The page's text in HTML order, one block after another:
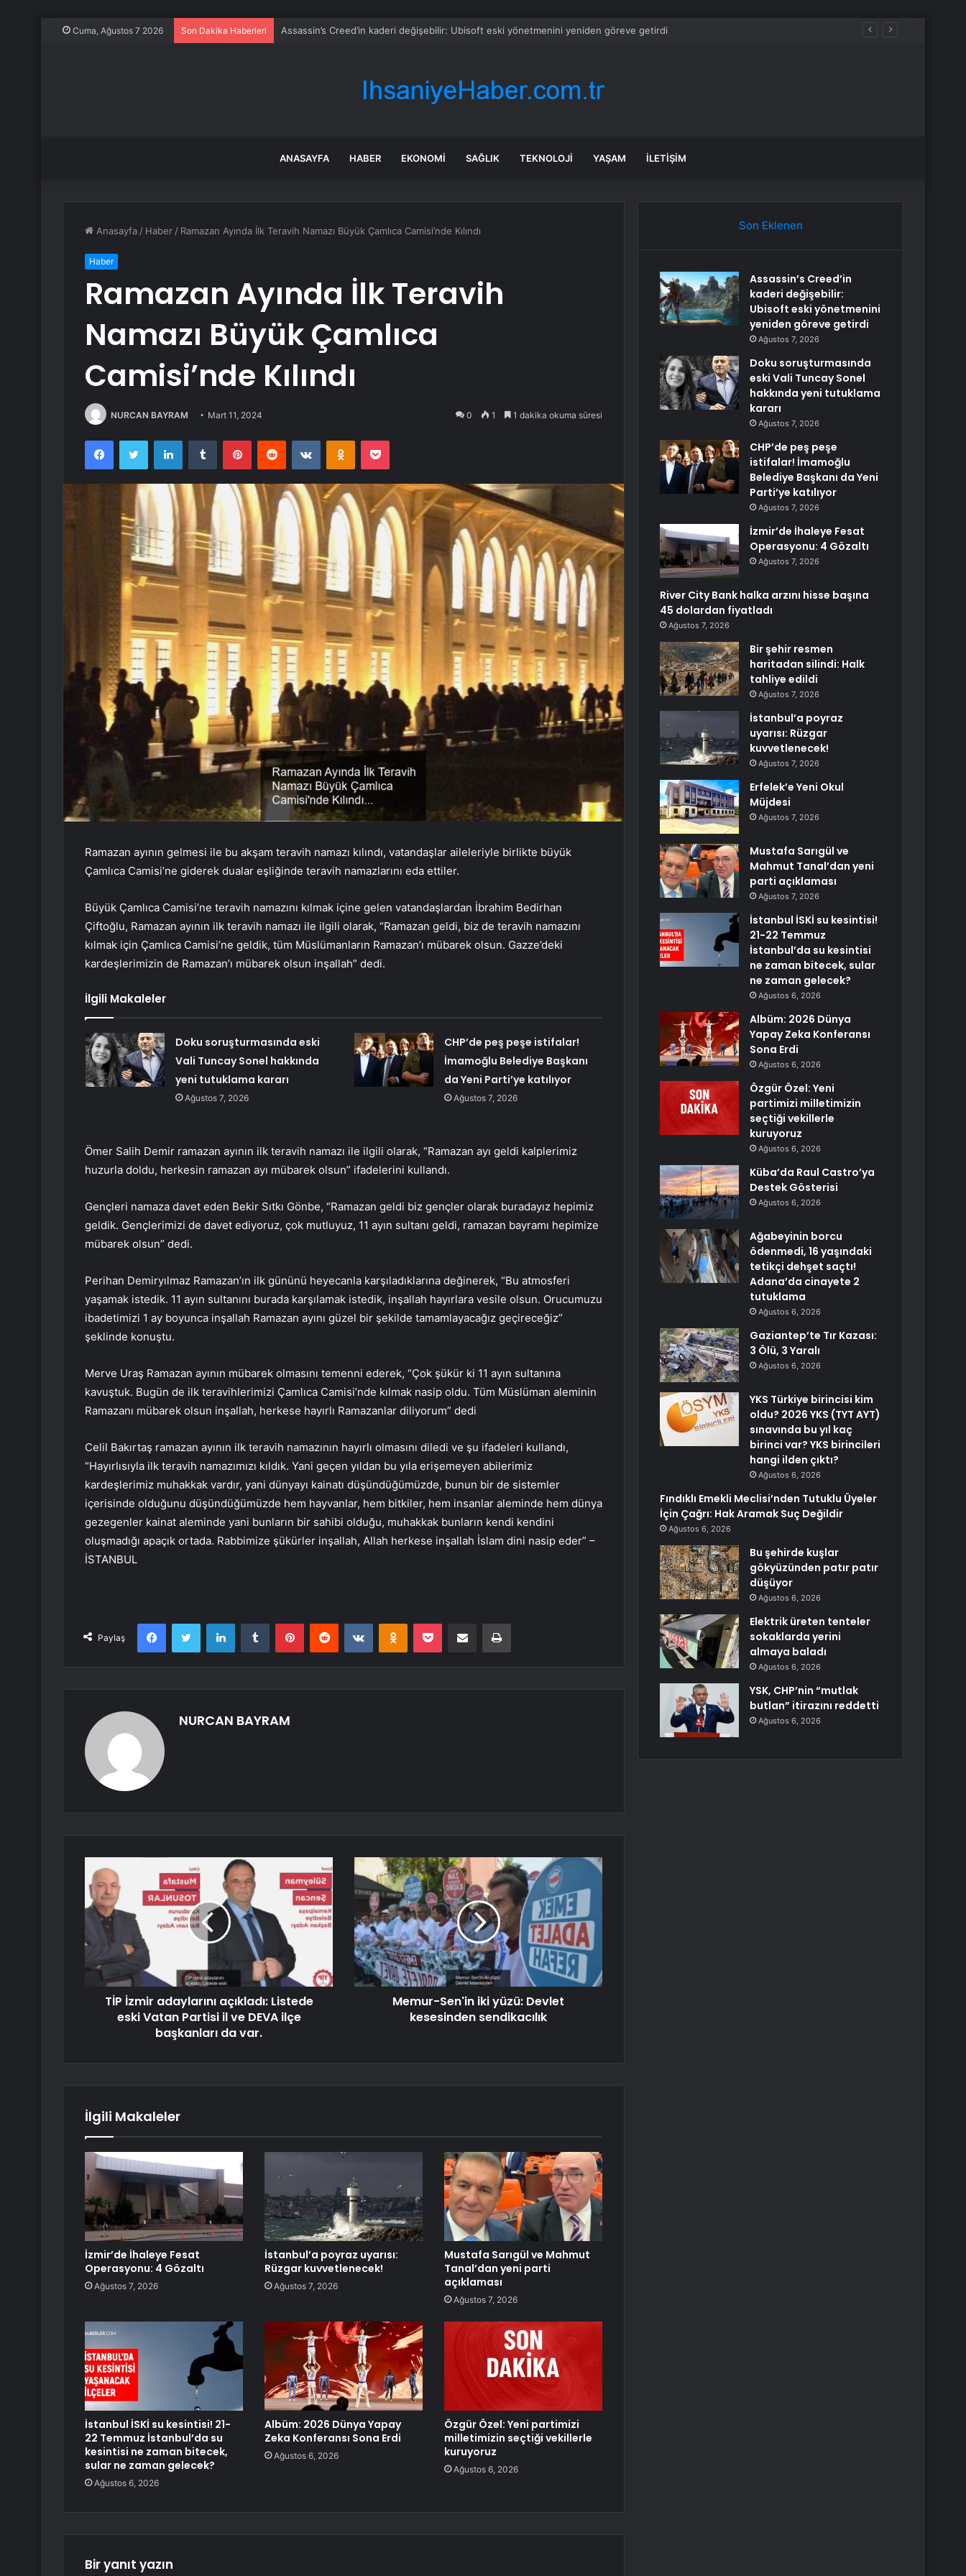
Cuma, Ağustos 7 2026 Son Dakika Haberleri Doku soruşturmasında eski Vali Tuncay Sonel hakkında yeni tutuklama kararı
ANASAYFA HABER EKONOMI SAĞLIK TEKNOLOJI YAŞAM İLETIŞIM
Anasayfa / Haber / Ramazan Ayında İlk Teravih Namazı Büyük Çamlıca Camisi’nde Kılındı
Haber
Ramazan Ayında İlk Teravih
Namazı Büyük Çamlıca
Camisi’nde Kılındı
NURCAN BAYRAM Mart 11, 2024 0 1 1 dakika okuma süresi
FacebookTwitter LinkedInTumblr PinterestReddit VKontakteOdnoklassniki
Pocket
Ramazan ayının gelmesi ile bu akşam teravih namazı kılındı, vatandaşlar aileleriyle birlikte büyük
Çamlıca Camisi’ne giderek dualar eşliğinde teravih namazlarını eda ettiler.
Büyük Çamlıca Camisi’ne teravih namazını kılmak içine gelen vatandaşlardan İbrahim Bedirhan
Çiftoğlu, Ramazan ayının ilk teravih namazı ile ilgili olarak, “Ramazan geldi, biz de teravih namazını
kılmak için Çamlıca Camisi’ne geldik, tüm Müslümanların Ramazan’ı mübarek olsun. Gazze’deki
kardeşlerimizin de Ramazan’ı mübarek olsun inşallah” dedi.
İlgili Makaleler
Doku soruşturmasında eski
Vali Tuncay Sonel hakkında
yeni tutuklama kararı
Ağustos 7, 2026
CHP’de peş peşe istifalar!
İmamoğlu Belediye Başkanı
da Yeni Parti’ye katılıyor
Ağustos 7, 2026
Ömer Salih Demir ramazan ayının ilk teravih namazı ile ilgili olarak, “Ramazan ayı geldi kalplerimiz
huzurla doldu, herkesin ramazan ayı mübarek olsun” ifadelerini kullandı.
Gençleri namaza davet eden Bekir Sıtkı Gönbe, “Ramazan geldi biz gençler olarak buradayız hepimiz
geldik. Gençlerimizi de davet ediyoruz, çok mutluyuz, 11 ayın sultanı geldi, ramazan bayramı hepimize
mübarek olsun” dedi.
Perihan Demiryılmaz Ramazan’ın ilk gününü heyecanla karşıladıklarına değinerek, “Bu atmosferi
yaşamak istedik. 11 ayın sultanını burada karşılamak istedik, inşallah hayırlara vesile olsun. Orucumuzu
ibadetimizi 1 ay boyunca inşallah Ramazan ayını güzel bir şekilde tamamlayacağız geçireceğiz”
şeklinde konuştu.
Merve Uraş Ramazan ayının mübarek olmasını temenni ederek, “Çok şükür ki 11 ayın sultanına
kavuştuk. Bugün de ilk teravihlerimizi Çamlıca Camisi’nde kılmak nasip oldu. Tüm Müslüman aleminin
Ramazanı mübarek olsun inşallah, herkese hayırlı Ramazanlar diliyorum” dedi
Celil Bakırtaş ramazan ayının ilk teravih namazının hayırlı olmasını diledi ve şu ifadeleri kullandı,
“Hayırlısıyla ilk teravih namazımızı kıldık. Yani geçen yıldan bu yıla erişemeyen abilerimiz
kardeşlerimiz muhakkak vardır, yani dünyayı kainatı düşündüğümüzde, bunun bir de sistemler
içerisinde olduğunu düşündüğümüzde hem hayvanlar, hem bitkiler, hem insanlar aleminde hem dünya
gezegenler kainat aleminde yani bunların bir sahibi olduğu, muhakkak bunların kendi kendini
oluşmadığı apaçık ortada. Rabbimize şükürler inşallah, Allah herkese inşallah İslam dini nasip eder” –
İSTANBUL
Paylaş
FacebookTwitter LinkedInTumblr PinterestReddit VKontakteOdnoklassniki
Pocket E-Posta ile paylaş Yazdır
NURCAN BAYRAM
TİP İzmir adaylarını açıkladı: Listede
eski Vatan Partisi il ve DEVA ilçe
başkanları da var.
Memur-Sen'in iki yüzü: Devlet
kesesinden sendikacılık
İlgili Makaleler
İzmir’de İhaleye Fesat
Operasyonu: 4 Gözaltı
Ağustos 7, 2026
İstanbul’a poyraz uyarısı:
Rüzgar kuvvetlenecek!
Ağustos 7, 2026
Mustafa Sarıgül ve Mahmut
Tanal’dan yeni parti
açıklaması
Ağustos 7, 2026
İstanbul İSKİ su kesintisi! 21-
22 Temmuz İstanbul’da su
kesintisi ne zaman bitecek,
sular ne zaman gelecek?
Ağustos 6, 2026
Albüm: 2026 Dünya Yapay
Zeka Konferansı Sona Erdi
Ağustos 6, 2026
Özgür Özel: Yeni partimizi
milletimizin seçtiği vekillerle
kuruyoruz
Ağustos 6, 2026
Bir yanıt yazın
Son Eklenen
Assassin’s Creed’in
kaderi değişebilir:
Ubisoft eski yönetmenini
yeniden göreve getirdi
Ağustos 7, 2026
Doku soruşturmasında
eski Vali Tuncay Sonel
hakkında yeni tutuklama
kararı
Ağustos 7, 2026
CHP’de peş peşe
istifalar! İmamoğlu
Belediye Başkanı da Yeni
Parti’ye katılıyor
Ağustos 7, 2026
İzmir’de İhaleye Fesat
Operasyonu: 4 Gözaltı
Ağustos 7, 2026
River City Bank halka arzını hisse başına
45 dolardan fiyatladı
Ağustos 7, 2026
Bir şehir resmen
haritadan silindi: Halk
tahliye edildi
Ağustos 7, 2026
İstanbul’a poyraz
uyarısı: Rüzgar
kuvvetlenecek!
Ağustos 7, 2026
Erfelek’e Yeni Okul
Müjdesi
Ağustos 7, 2026
Mustafa Sarıgül ve
Mahmut Tanal’dan yeni
parti açıklaması
Ağustos 7, 2026
İstanbul İSKİ su kesintisi!
21-22 Temmuz
İstanbul’da su kesintisi
ne zaman bitecek, sular
ne zaman gelecek?
Ağustos 6, 2026
Albüm: 2026 Dünya
Yapay Zeka Konferansı
Sona Erdi
Ağustos 6, 2026
Özgür Özel: Yeni
partimizi milletimizin
seçtiği vekillerle
kuruyoruz
Ağustos 6, 2026
Küba’da Raul Castro’ya
Destek Gösterisi
Ağustos 6, 2026
Ağabeyinin borcu
ödenmedi, 16 yaşındaki
tetikçi dehşet saçtı!
Adana’da cinayete 2
tutuklama
Ağustos 6, 2026
Gaziantep’te Tır Kazası:
3 Ölü, 3 Yaralı
Ağustos 6, 2026
YKS Türkiye birincisi kim
oldu? 2026 YKS (TYT AYT)
sınavında bu yıl kaç
birinci var? YKS birincileri
hangi ilden çıktı?
Ağustos 6, 2026
Fındıklı Emekli Meclisi’nden Tutuklu Üyeler
İçin Çağrı: Hak Aramak Suç Değildir
Ağustos 6, 2026
Bu şehirde kuşlar
gökyüzünden patır patır
düşüyor
Ağustos 6, 2026
Elektrik üreten tenteler
sokaklarda yerini
almaya baladı
Ağustos 6, 2026
YSK, CHP’nin “mutlak
butlan” itirazını reddetti
Ağustos 6, 2026